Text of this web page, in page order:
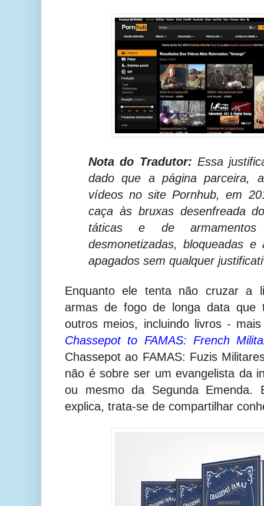
Nota do Tradutor: Essa
dado que a página parceira,
vídeos no site Pornhub, em
caça às bruxas desenfreada
táticas e de
desmonetizadas, bloqueadas
apagados sem qualquer
Enquanto ele tenta não cruzar a
armas de fogo de longa data que
outros meios, incluindo livros -
Chassepot to FAMAS: French
Chassepot ao FAMAS: Fuzis
não é sobre ser um evangelista da
ou mesmo da Segunda Emenda.
explica, trata-se de compartilhar